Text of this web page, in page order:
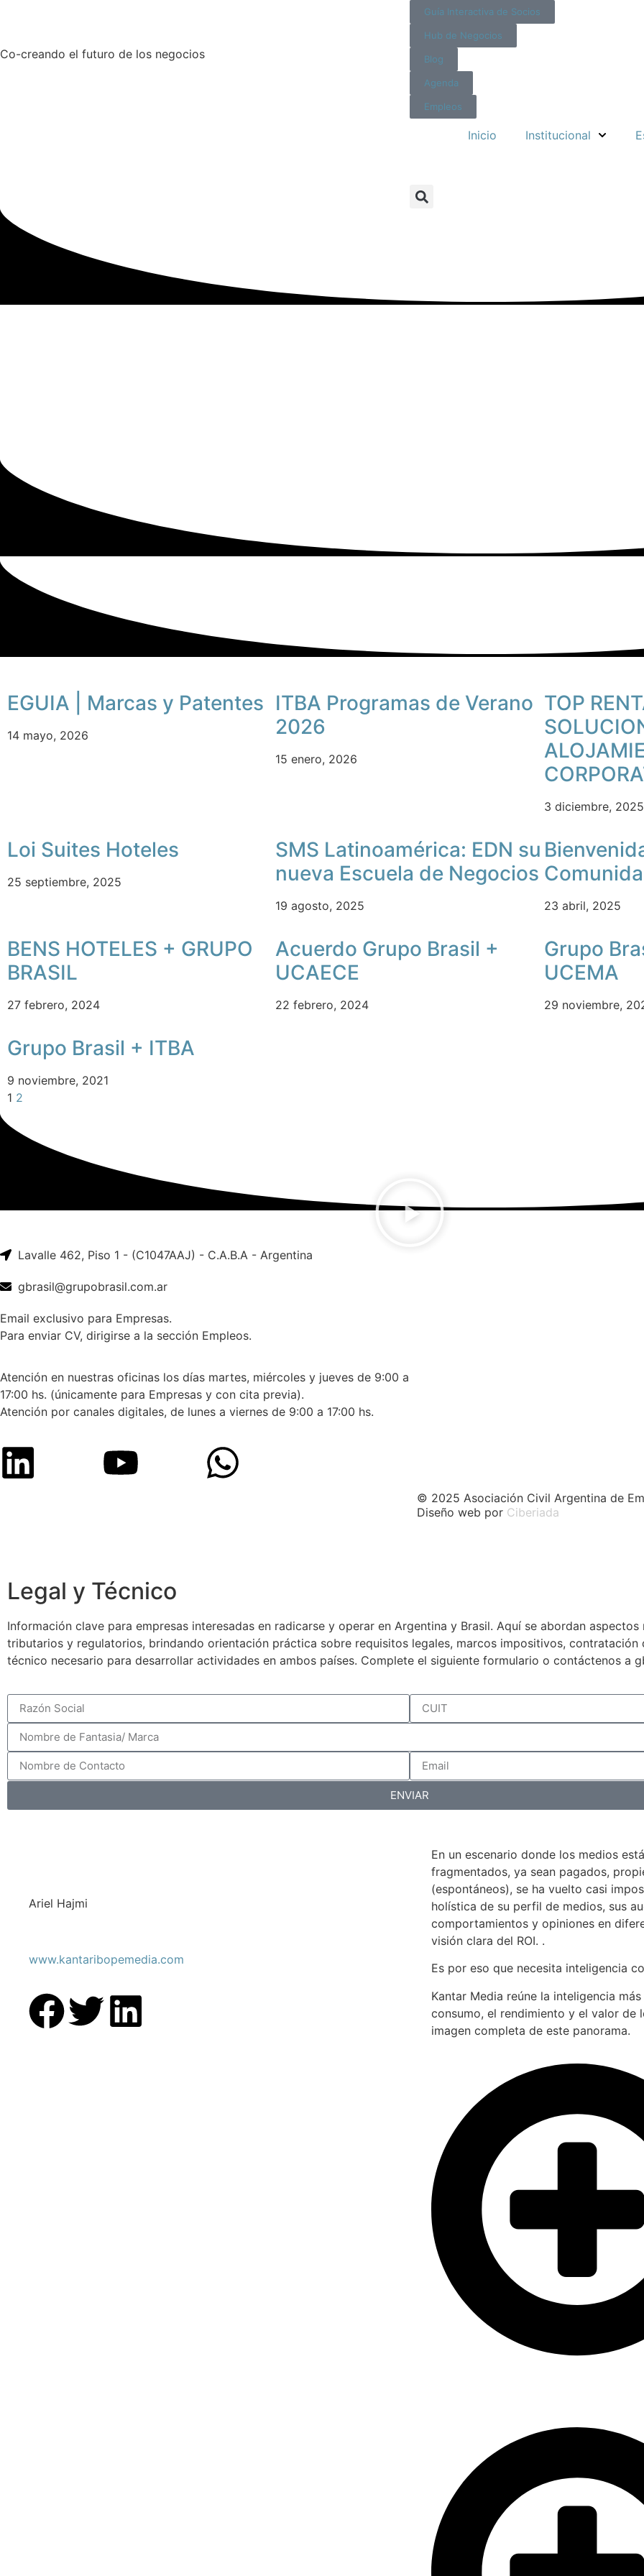
Co-creando el futuro de los negocios
Guía Interactiva de Socios
Hub de Negocios
Blog
Agenda
Empleos
Inicio Institucional
EGUIA | Marcas y Patentes
14 mayo, 2026
ITBA Programas de Verano
2026
15 enero, 2026
TOP
3 diciembre, 2025
Loi Suites Hoteles
25 septiembre, 2025
SMS Latinoamérica: EDN su
nueva Escuela de Negocios
19 agosto, 2025 23 abril, 2025
BENS HOTELES + GRUPO
BRASIL
27 febrero, 2024
Acuerdo Grupo Brasil +
UCAECE
22 febrero, 2024
Grupo
UCEMA
29 noviembre,
Grupo Brasil + ITBA
9 noviembre, 2021
1 2
Lavalle 462, Piso 1 - (C1047AAJ) - C.A.B.A - Argentina
gbrasil@grupobrasil.com.ar
Email exclusivo para Empresas.
Para enviar CV, dirigirse a la sección Empleos.
Atención en nuestras oficinas los días martes, miércoles y jueves de 9:00 a
17:00 hs. (únicamente para Empresas y con cita previa).
Atención por canales digitales, de lunes a viernes de 9:00 a 17:00 hs.
© 2025 Asociación Civil Argentina de
Diseño web por Ciberiada
Legal y Técnico
Información clave para empresas interesadas en radicarse y operar en Argentina y Brasil. Aquí se abordan
tributarios y regulatorios, brindando orientación práctica sobre requisitos legales, marcos impositivos, contratación
técnico necesario para desarrollar actividades en ambos países. Complete el siguiente formulario o contáctenos a
ENVIAR
Ariel Hajmi
www.kantaribopemedia.com
En un escenario donde los medios
fragmentados, ya sean pagados,
(espontáneos), se ha vuelto casi
holística de su perfil de medios, sus
comportamientos y opiniones en
visión clara del ROI. .
Es por eso que necesita inteligencia
Kantar Media reúne la inteligencia
consumo, el rendimiento y el valor de
imagen completa de este panorama.